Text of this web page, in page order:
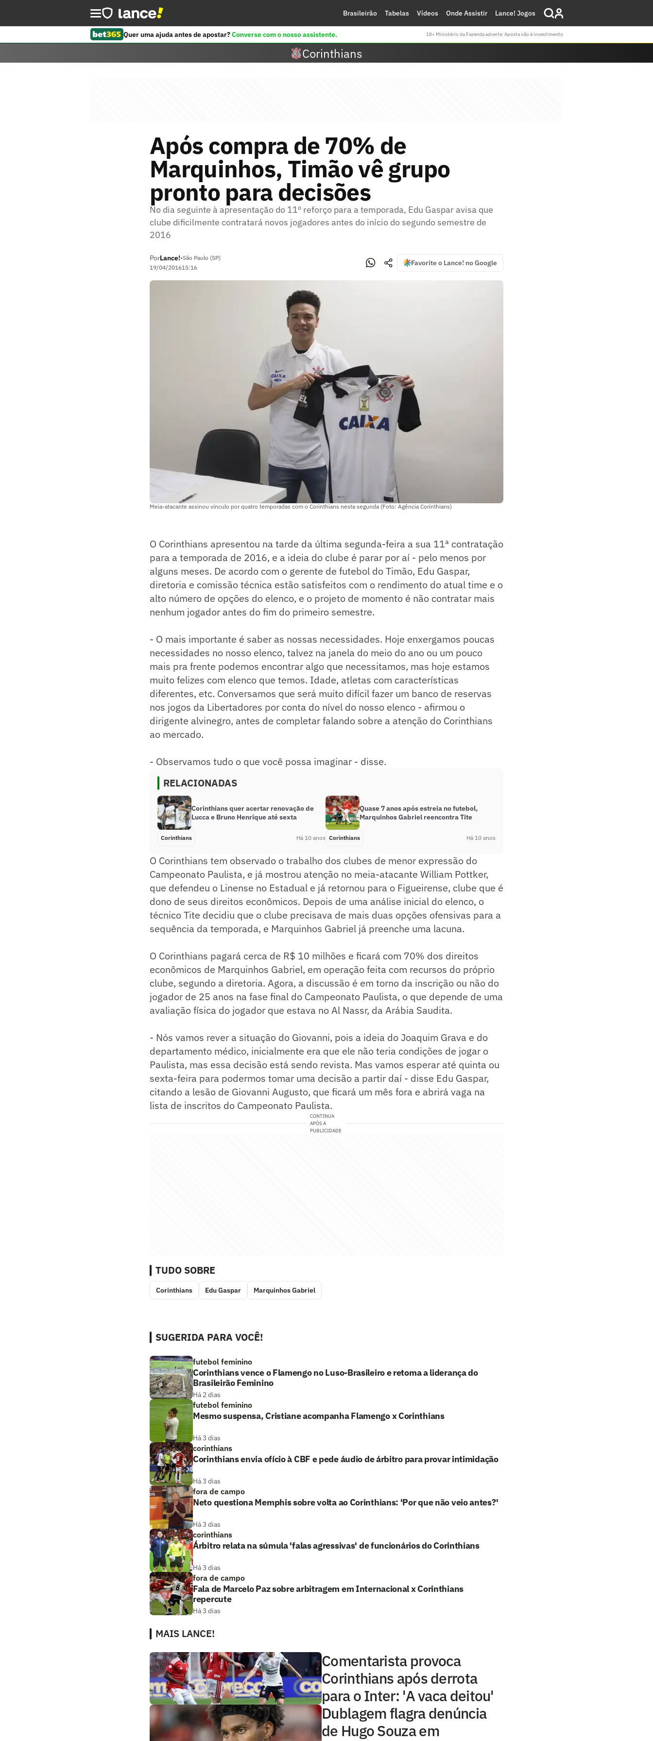
Brasileirão Tabelas Vídeos Onde Assistir Lance! Jogos
Quer uma ajuda antes de apostar?Converse com o nosso assistente. 18+ Ministério da Fazenda adverte: Aposta não é investimento
Corinthians
Após compra de 70% de
Marquinhos, Timão vê grupo
pronto para decisões
No dia seguinte à apresentação do 11º reforço para a temporada, Edu Gaspar avisa que
clube dificilmente contratará novos jogadores antes do início do segundo semestre de
2016
PorLance!•São Paulo (SP)
19/04/201615:16
Favorite o Lance! no Google
Meia-atacante assinou vínculo por quatro temporadas com o Corinthians nesta segunda (Foto: Agência Corinthians)
O Corinthians apresentou na tarde da última segunda-feira a sua 11ª contratação
para a temporada de 2016, e a ideia do clube é parar por aí - pelo menos por
alguns meses. De acordo com o gerente de futebol do Timão, Edu Gaspar,
diretoria e comissão técnica estão satisfeitos com o rendimento do atual time e o
alto número de opções do elenco, e o projeto de momento é não contratar mais
nenhum jogador antes do fim do primeiro semestre.
- O mais importante é saber as nossas necessidades. Hoje enxergamos poucas
necessidades no nosso elenco, talvez na janela do meio do ano ou um pouco
mais pra frente podemos encontrar algo que necessitamos, mas hoje estamos
muito felizes com elenco que temos. Idade, atletas com características
diferentes, etc. Conversamos que será muito difícil fazer um banco de reservas
nos jogos da Libertadores por conta do nível do nosso elenco - afirmou o
dirigente alvinegro, antes de completar falando sobre a atenção do Corinthians
ao mercado.
- Observamos tudo o que você possa imaginar - disse.
RELACIONADAS
Corinthians quer acertar renovação de
Lucca e Bruno Henrique até sexta
Corinthians Há 10 anos
Quase 7 anos após estreia no futebol,
Marquinhos Gabriel reencontra Tite
Corinthians Há 10 anos
O Corinthians tem observado o trabalho dos clubes de menor expressão do
Campeonato Paulista, e já mostrou atenção no meia-atacante William Pottker,
que defendeu o Linense no Estadual e já retornou para o Figueirense, clube que é
dono de seus direitos econômicos. Depois de uma análise inicial do elenco, o
técnico Tite decidiu que o clube precisava de mais duas opções ofensivas para a
sequência da temporada, e Marquinhos Gabriel já preenche uma lacuna.
O Corinthians pagará cerca de R$ 10 milhões e ficará com 70% dos direitos
econômicos de Marquinhos Gabriel, em operação feita com recursos do próprio
clube, segundo a diretoria. Agora, a discussão é em torno da inscrição ou não do
jogador de 25 anos na fase final do Campeonato Paulista, o que depende de uma
avaliação física do jogador que estava no Al Nassr, da Arábia Saudita.
- Nós vamos rever a situação do Giovanni, pois a ideia do Joaquim Grava e do
departamento médico, inicialmente era que ele não teria condições de jogar o
Paulista, mas essa decisão está sendo revista. Mas vamos esperar até quinta ou
sexta-feira para podermos tomar uma decisão a partir daí - disse Edu Gaspar,
citando a lesão de Giovanni Augusto, que ficará um mês fora e abrirá vaga na
lista de inscritos do Campeonato Paulista.
CONTINUA
APÓS A
PUBLICIDADE
TUDO SOBRE
Corinthians Edu Gaspar Marquinhos Gabriel
SUGERIDA PARA VOCÊ!
futebol feminino
Corinthians vence o Flamengo no Luso-Brasileiro e retoma a liderança do
Brasileirão Feminino
Há 2 dias
futebol feminino
Mesmo suspensa, Cristiane acompanha Flamengo x Corinthians
Há 3 dias
corinthians
Corinthians envia ofício à CBF e pede áudio de árbitro para provar intimidação
Há 3 dias
fora de campo
Neto questiona Memphis sobre volta ao Corinthians: 'Por que não veio antes?'
Há 3 dias
corinthians
Árbitro relata na súmula 'falas agressivas' de funcionários do Corinthians
Há 3 dias
fora de campo
Fala de Marcelo Paz sobre arbitragem em Internacional x Corinthians
repercute
Há 3 dias
MAIS LANCE!
Comentarista provoca
Corinthians após derrota
para o Inter: 'A vaca deitou'
Dublagem flagra denúncia
de Hugo Souza em